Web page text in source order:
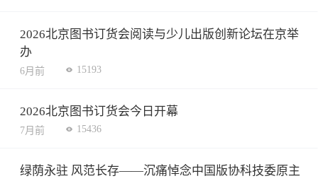
2026北京图书订货会阅读与少儿出版创新论坛在京举
办
6月前 15193
2026北京图书订货会今日开幕
7月前 15436
绿荫永驻 风范长存——沉痛悼念中国版协科技委原主